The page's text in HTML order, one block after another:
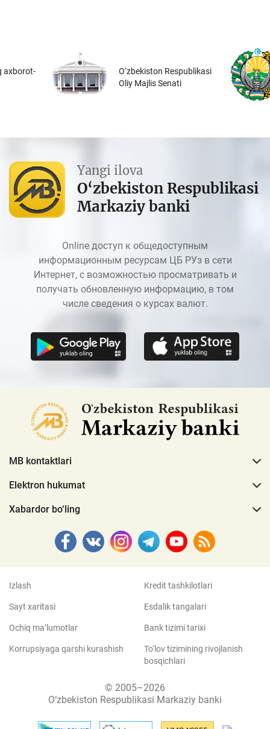
axborot-
O‘zbekiston Respublikasi
Oliy Majlis Senati
Yangi ilova
O‘zbekiston Respublikasi
Markaziy banki
Online доступ к общедоступным
информационным ресурсам ЦБ РУз в сети
Интернет, с возможностью просматривать и
получать обновленную информацию, в том
числе сведения о курсах валют.
MB kontaktlari
Elektron hukumat
Xabardor bo‘ling
Izlash
Sayt xaritasi
Ochiq ma’lumotlar
Korrupsiyaga qarshi kurashish
Kredit tashkilotlari
Esdalik tangalari
Bank tizimi tarixi
To‘lov tizimining rivojlanish
bosqichlari
© 2005–2026
O‘zbekiston Respublikasi Markaziy banki